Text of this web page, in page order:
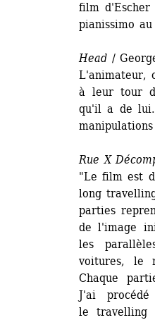
film
pianissimo
Head /
L'animateur,
à leur tour
qu'il a de
Rue X
"Le film est
long
parties
de l'image
les
voitures, le
Chaque
J'ai
le